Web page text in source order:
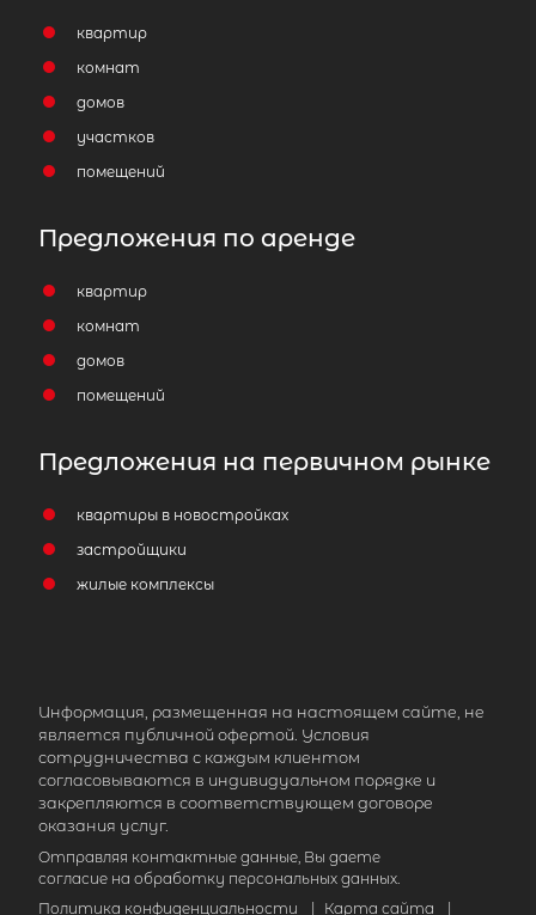
квартир
комнат
домов
участков
помещений
Предложения по аренде
квартир
комнат
домов
помещений
Предложения на первичном рынке
квартиры в новостройках
застройщики
жилые комплексы
Информация, размещенная на настоящем сайте, не
является публичной офертой. Условия
сотрудничества с каждым клиентом
согласовываются в индивидуальном порядке и
закрепляются в соответствующем договоре
оказания услуг.
Отправляя контактные данные, Вы даете
согласие на обработку персональных данных.
Политика конфиденциальности
Карта сайта